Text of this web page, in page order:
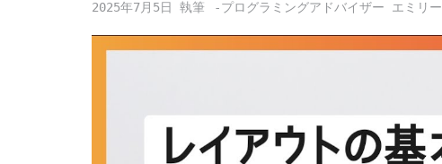
2025年7月5日 -プログラミングアドバイザー エミリー